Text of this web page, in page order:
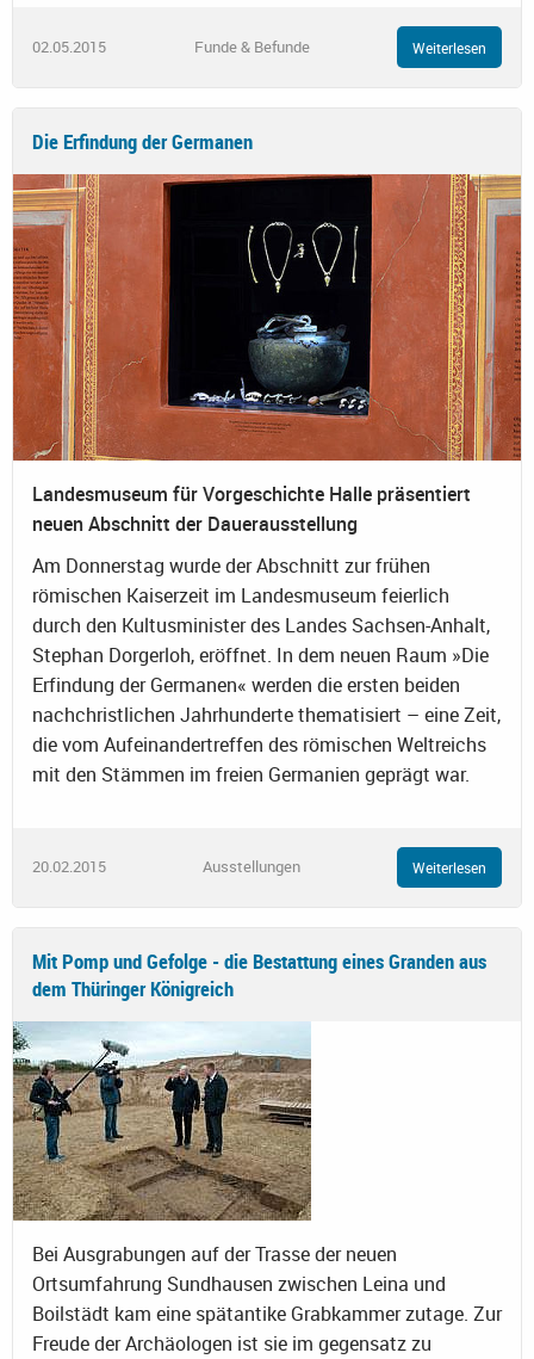
02.05.2015 Funde & Befunde Weiterlesen
Die Erfindung der Germanen
Landesmuseum für Vorgeschichte Halle präsentiert
neuen Abschnitt der Dauerausstellung
Am Donnerstag wurde der Abschnitt zur frühen
römischen Kaiserzeit im Landesmuseum feierlich
durch den Kultusminister des Landes Sachsen-Anhalt,
Stephan Dorgerloh, eröffnet. In dem neuen Raum »Die
Erfindung der Germanen« werden die ersten beiden
nachchristlichen Jahrhunderte thematisiert – eine Zeit,
die vom Aufeinandertreffen des römischen Weltreichs
mit den Stämmen im freien Germanien geprägt war.
20.02.2015 Ausstellungen Weiterlesen
Mit Pomp und Gefolge - die Bestattung eines Granden aus
dem Thüringer Königreich
Bei Ausgrabungen auf der Trasse der neuen
Ortsumfahrung Sundhausen zwischen Leina und
Boilstädt kam eine spätantike Grabkammer zutage. Zur
Freude der Archäologen ist sie im gegensatz zu